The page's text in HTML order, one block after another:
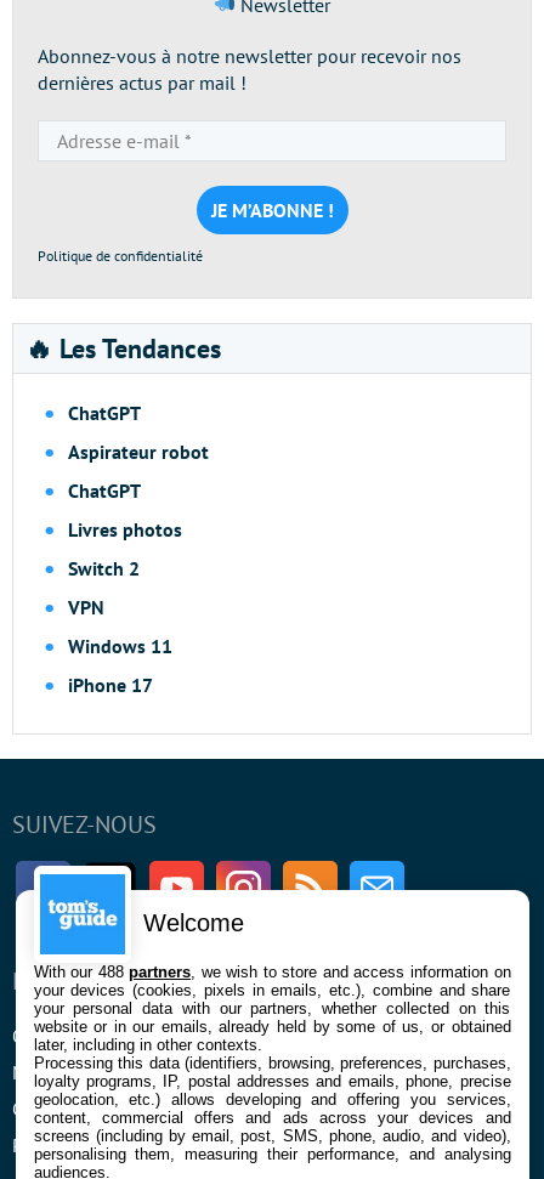
Abonnez-vous à notre newsletter pour recevoir nos
dernières actus par mail !
e-
mail
*
Politique de confidentialité
🔥 Les Tendances
ChatGPT
Aspirateur robot
ChatGPT
Livres photos
Switch 2
VPN
Windows 11
iPhone 17
SUIVEZ-NOUS
FacebookTwitter Youtube InstagramRSS Newsletter
ENTREPRISE
Qui sommes nous
Mentions légales et CGU
Confidentialité et Cookies
Préférences cookies
À PROPOS
La rédaction
Contact
Welcome
With our 488partners , we wish to store and access information on
your devices (cookies, pixels in emails, etc.), combine and share
your personal data with our partners, whether collected on this
website or in our emails, already held by some of us, or obtained
later, including in other contexts.
Processing this data (identifiers, browsing, preferences, purchases,
loyalty programs, IP, postal addresses and emails, phone, precise
geolocation, etc.) allows developing and offering you services,
content, commercial offers and ads across your devices and
screens (including by email, post, SMS, phone, audio, and video),
personalising them, measuring their performance, and analysing
audiences.